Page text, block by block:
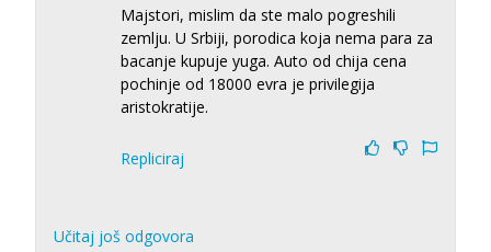
Majstori, mislim da ste malo pogreshili
zemlju. U Srbiji, porodica koja nema para za
bacanje kupuje yuga. Auto od chija cena
pochinje od 18000 evra je privilegija
aristokratije.
Repliciraj
Učitaj još odgovora